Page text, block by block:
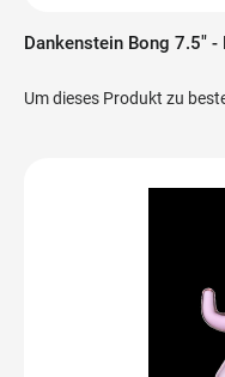
Dankenstein Bong 7.5" -
Um dieses Produkt zu